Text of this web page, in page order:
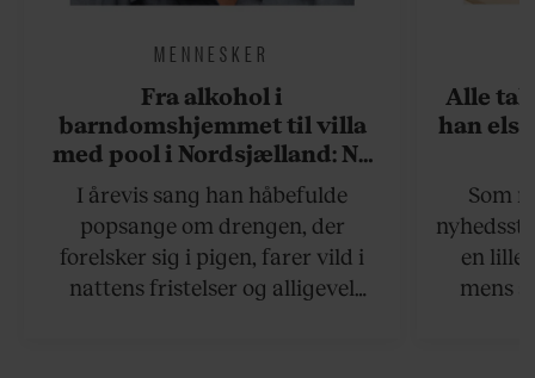
MENNESKER
Fra alkohol i
barndomshjemmet til villa
med pool i Nordsjælland: Nu
skal du høre sandheden om
Rasmus Seebach
I årevis sang han håbefulde
popsange om drengen, der
forelsker sig i pigen, farer vild i
nattens fristelser og alligevel
Alle
han
Som
en lille
mens